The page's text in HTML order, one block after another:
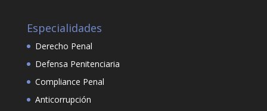
Especialidades
Derecho Penal
Defensa Penitenciaria
Compliance Penal
Anticorrupción